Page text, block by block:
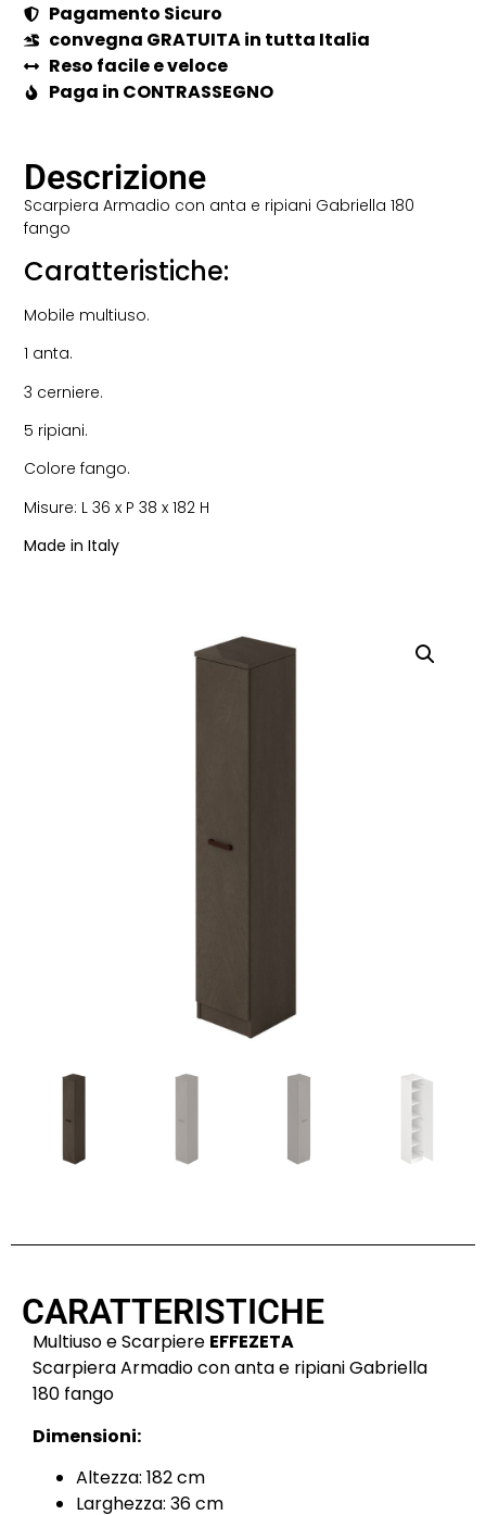
Pagamento Sicuro
convegna GRATUITA in tutta Italia
Reso facile e veloce
Paga in CONTRASSEGNO
Descrizione
Scarpiera Armadio con anta e ripiani Gabriella 180
fango
Caratteristiche:
Mobile multiuso.
1 anta.
3 cerniere.
5 ripiani.
Colore fango.
Misure: L 36 x P 38 x 182 H
Made in Italy
CARATTERISTICHE
Multiuso e Scarpiere EFFEZETA
Scarpiera Armadio con anta e ripiani Gabriella
180 fango
Dimensioni:
Altezza: 182 cm
Larghezza: 36 cm